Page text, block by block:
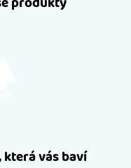
která vás baví